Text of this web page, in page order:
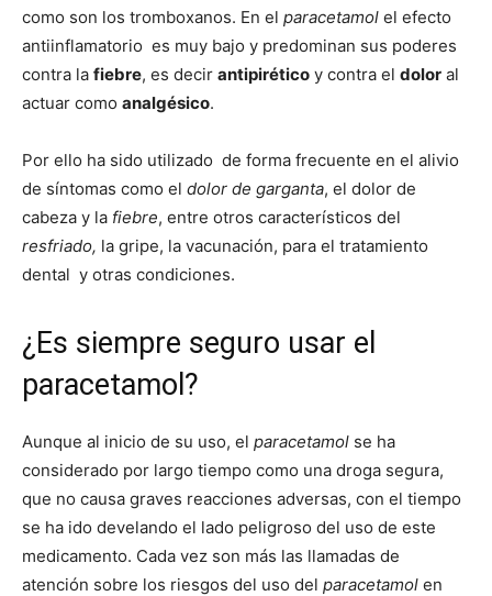
como son los tromboxanos. En el paracetamol el efecto
antiinflamatorio es muy bajo y predominan sus poderes
contra la fiebre, es decir antipirético y contra el dolor al
actuar como analgésico.
Por ello ha sido utilizado de forma frecuente en el alivio
de síntomas como el dolor de garganta, el dolor de
cabeza y la fiebre, entre otros característicos del
resfriado, la gripe, la vacunación, para el tratamiento
dental y otras condiciones.
¿Es siempre seguro usar el
paracetamol?
Aunque al inicio de su uso, el paracetamol se ha
considerado por largo tiempo como una droga segura,
que no causa graves reacciones adversas, con el tiempo
se ha ido develando el lado peligroso del uso de este
medicamento. Cada vez son más las llamadas de
atención sobre los riesgos del uso del paracetamol en